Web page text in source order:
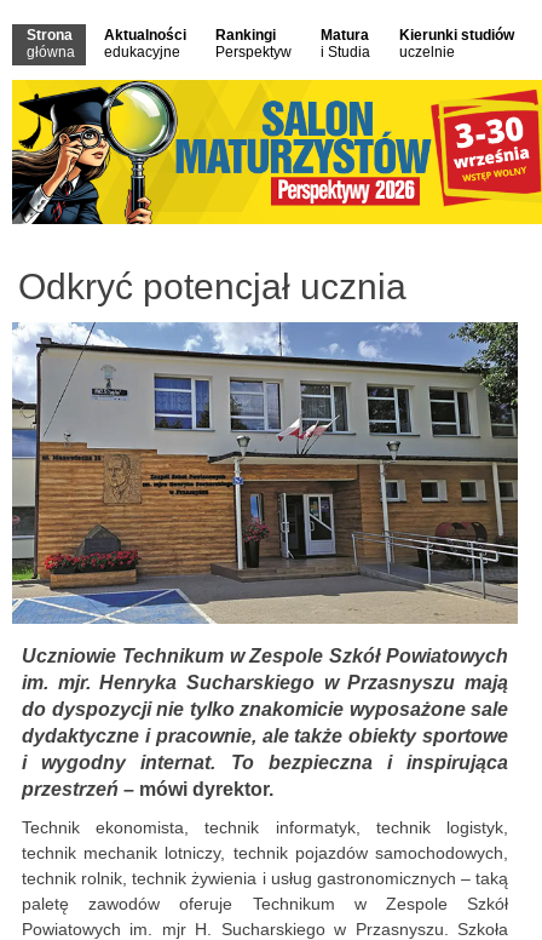
Strona
główna
Aktualności
edukacyjne
Rankingi
Perspektyw
Matura
i Studia
Kierunki studiów
uczelnie
Odkryć potencjał ucznia
Uczniowie Technikum w Zespole Szkół Powiatowych
im. mjr. Henryka Sucharskiego w Przasnyszu mają
do dyspozycji nie tylko znakomicie wyposażone sale
dydaktyczne i pracownie, ale także obiekty sportowe
i wygodny internat. To bezpieczna i inspirująca
przestrzeń – mówi dyrektor.
Technik ekonomista, technik informatyk, technik logistyk,
technik mechanik lotniczy, technik pojazdów samochodowych,
technik rolnik, technik żywienia i usług gastronomicznych – taką
paletę zawodów oferuje Technikum w Zespole Szkół
Powiatowych im. mjr H. Sucharskiego w Przasnyszu. Szkoła